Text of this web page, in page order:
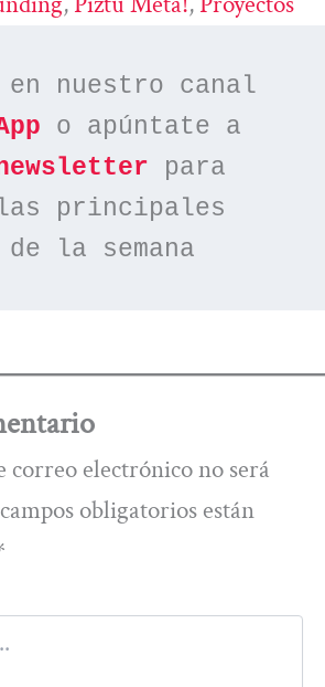
en nuestro canal
o apúntate a
para
principales
la semana
correo electrónico no será
obligatorios están